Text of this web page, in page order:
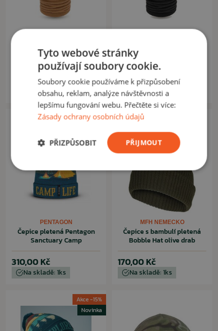
multifunkční šálou - Winter
Pack coyote
230,00 Kč
196,00 Kč
Na skladě: 25ks
multifunkční šálou - Winter
230,00 Kč
196,00 Kč
Na skladě: 2ks
Novinka
PENTAGON
Čepice pletená Pentagon
Sanctuary Camp
310,00 Kč
Na skladě: 1ks
MFH NEMECKO
Čepice s bambulí pletená
Bobble Hat olive drab
170,00 Kč
Na skladě: 1ks
Akce -15%
Novinka
Tyto webové stránky
používají soubory cookie.
Soubory cookie používáme k přizpůsobení
obsahu, reklam, analýze návštěvnosti a
lepšímu fungování webu. Přečtěte si více:
Zásady ochrany osobních údajů
PŘIJMOUT
PŘIZPŮSOBIT